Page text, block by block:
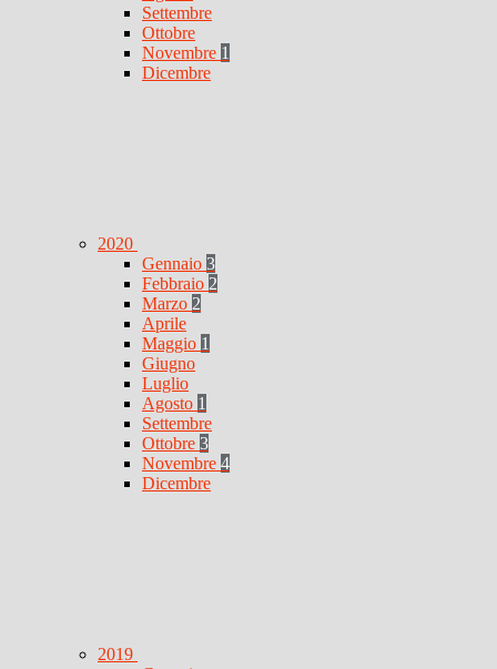
Settembre
Ottobre
Novembre 1
Dicembre
2020
Gennaio 3
Febbraio 2
Marzo 2
Aprile
Maggio 1
Giugno
Luglio
Agosto 1
Settembre
Ottobre 3
Novembre 4
Dicembre
2019